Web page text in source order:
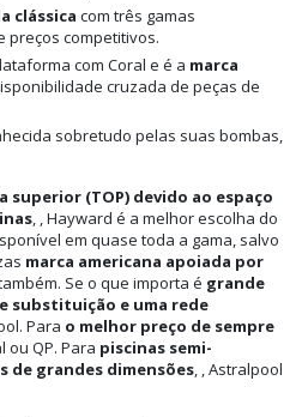
clássica com três gamas
preços competitivos.
com Coral e é a marca
cruzada de peças de
sobretudo pelas suas bombas,
superior (TOP) devido ao espaço
, , Hayward é a melhor escolha do
em quase toda a gama, salvo
marca americana apoiada por
Se o que importa é grande
substituição e uma rede
Para o melhor preço de sempre
ou QP. Para piscinas semi-
grandes dimensões, , Astralpool